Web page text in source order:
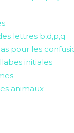
lettres b,d,p,q
pour les
initiales
animaux